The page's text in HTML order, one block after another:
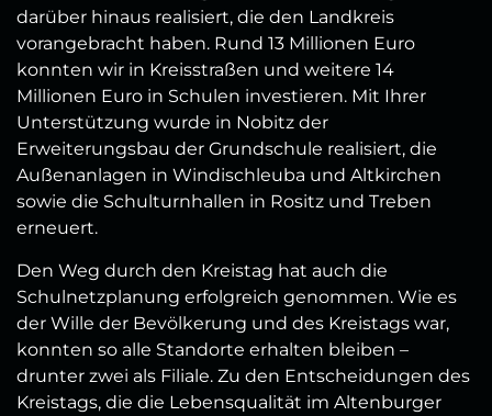
darüber hinaus realisiert, die den Landkreis
vorangebracht haben. Rund 13 Millionen Euro
konnten wir in Kreisstraßen und weitere 14
Millionen Euro in Schulen investieren. Mit Ihrer
Unterstützung wurde in Nobitz der
Erweiterungsbau der Grundschule realisiert, die
Außenanlagen in Windischleuba und Altkirchen
sowie die Schulturnhallen in Rositz und Treben
erneuert.
Den Weg durch den Kreistag hat auch die
Schulnetzplanung erfolgreich genommen. Wie es
der Wille der Bevölkerung und des Kreistags war,
konnten so alle Standorte erhalten bleiben –
drunter zwei als Filiale. Zu den Entscheidungen des
Kreistags, die die Lebensqualität im Altenburger